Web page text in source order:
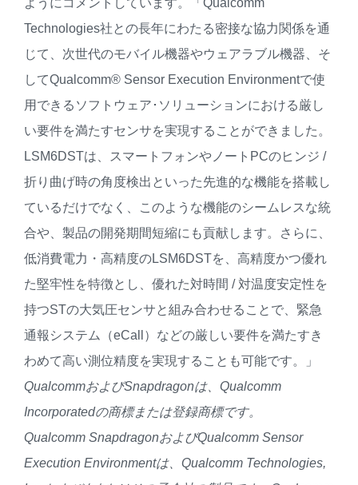
ようにコメントしています。「Qualcomm
Technologies社との長年にわたる密接な協力関係を通
じて、次世代のモバイル機器やウェアラブル機器、そ
してQualcomm® Sensor Execution Environmentで使
用できるソフトウェア･ソリューションにおける厳し
い要件を満たすセンサを実現することができました。
LSM6DSTは、スマートフォンやノートPCのヒンジ /
折り曲げ時の角度検出といった先進的な機能を搭載し
ているだけでなく、このような機能のシームレスな統
合や、製品の開発期間短縮にも貢献します。さらに、
低消費電力・高精度のLSM6DSTを、高精度かつ優れ
た堅牢性を特徴とし、優れた対時間 / 対温度安定性を
持つSTの大気圧センサと組み合わせることで、緊急
通報システム（eCall）などの厳しい要件を満たすき
わめて高い測位精度を実現することも可能です。」
QualcommおよびSnapdragonは、 Qualcomm
Incorporatedの商標または登録商標です。
Qualcomm SnapdragonおよびQualcomm Sensor
Execution Environmentは、 Qualcomm Technologies,